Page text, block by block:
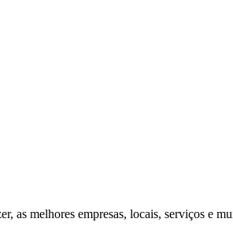
as melhores empresas, locais, serviços e